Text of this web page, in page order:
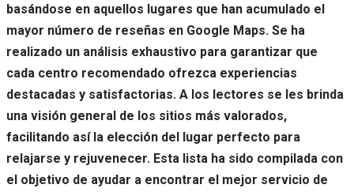
basándose en aquellos lugares que han acumulado el
mayor número de reseñas en Google Maps. Se ha
realizado un análisis exhaustivo para garantizar que
cada centro recomendado ofrezca experiencias
destacadas y satisfactorias. A los lectores se les brinda
una visión general de los sitios más valorados,
facilitando así la elección del lugar perfecto para
relajarse y rejuvenecer. Esta lista ha sido compilada con
el objetivo de ayudar a encontrar el mejor servicio de